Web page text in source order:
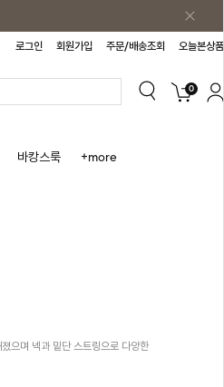
로그인 회원가입 주문/배송조회 오늘본상품
0
바캉스룩 +more
으며 넥과 밑단 스트링으로 다양한